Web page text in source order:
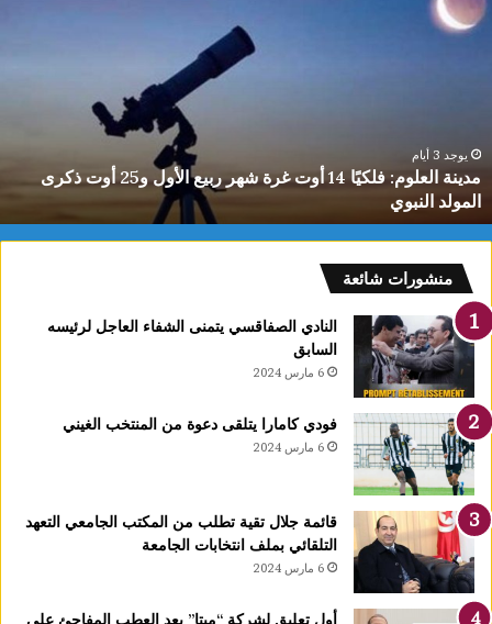
يوجد 3 أيام
مدينة العلوم: فلكيًا 14 أوت غرة شهر ربيع الأول و25 أوت ذكرى
النبوي
منشورات شائعة
النادي الصفاقسي يتمنى الشفاء العاجل لرئيسه
السابق
6 مارس 2024
فودي كامارا يتلقى دعوة من المنتخب الغيني
6 مارس 2024
قائمة جلال تقية تطلب من المكتب الجامعي التعهد
التلقائي بملف انتخابات الجامعة
6 مارس 2024
أول تعليق لشركة “ميتا” بعد العطب المفاجئ على